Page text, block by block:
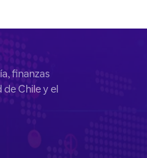
finanzas
Chile y el